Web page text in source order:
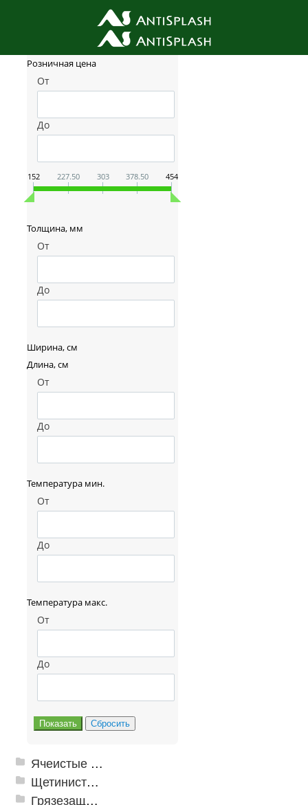
Фильтр товаров
Розничная цена
От
До
152 227.50 303 378.50 454
Толщина, мм
От
До
Ширина, см
Длина, см
От
До
Температура мин.
От
До
Температура макс.
От
До
Ячеистые грязезащитные покрытия
Щетинистые покрытия
Грязезащитные, влаговпитывающие покрытия